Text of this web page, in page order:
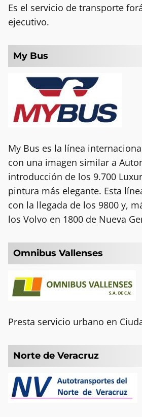
Es el servicio de transporte
ejecutivo.
My Bus
My Bus es la línea
con una imagen similar a
introducción de los 9.700
pintura más elegante. Esta
con la llegada de los 9800 y,
los Volvo en 1800 de Nueva
Omnibus Vallenses
Presta servicio urbano en
Norte de Veracruz